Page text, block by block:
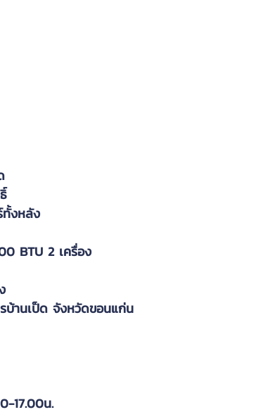
ทั้งหลัง
BTU 2 เครื่อง
รบ้านเป็ด จังหวัดขอนแก่น
17.00น.